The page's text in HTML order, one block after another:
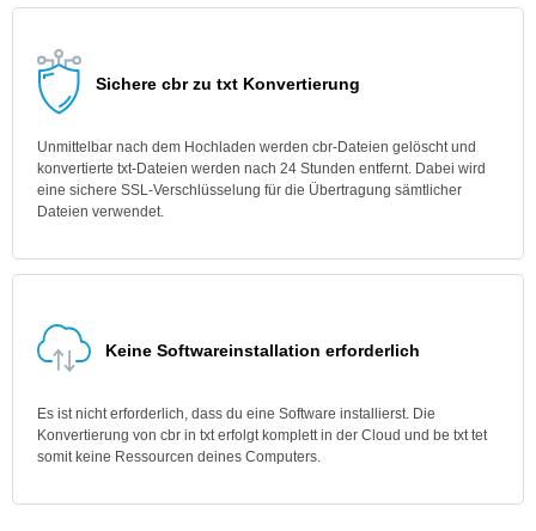
Sichere cbr zu txt Konvertierung
Unmittelbar nach dem Hochladen werden cbr-Dateien gelöscht und
konvertierte txt-Dateien werden nach 24 Stunden entfernt. Dabei wird
eine sichere SSL-Verschlüsselung für die Übertragung sämtlicher
Dateien verwendet.
Keine Softwareinstallation erforderlich
Es ist nicht erforderlich, dass du eine Software installierst. Die
Konvertierung von cbr in txt erfolgt komplett in der Cloud und be txt tet
somit keine Ressourcen deines Computers.